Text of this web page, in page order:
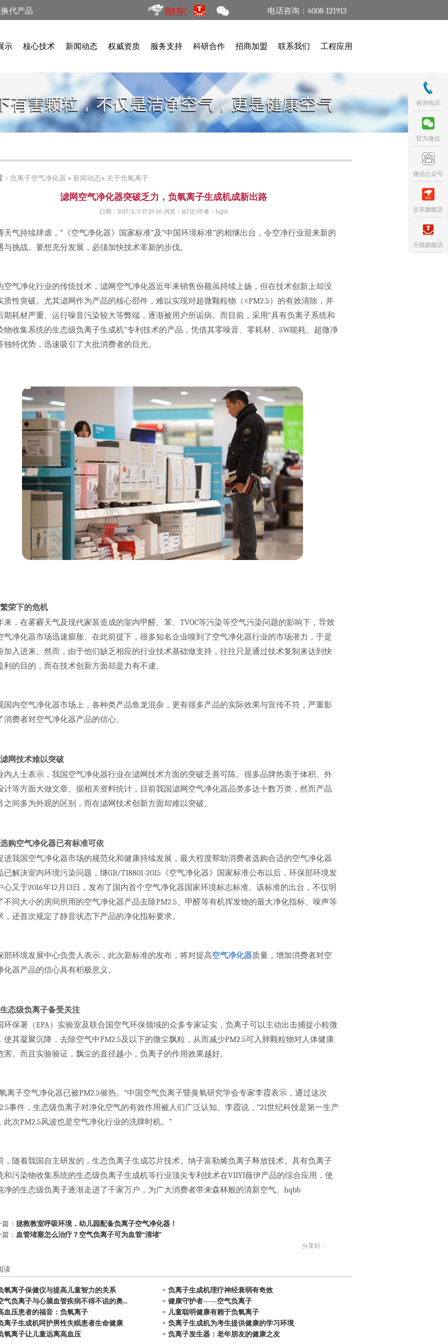
代产品 电话咨询：4008-121913
示 核心技术 新闻动态 权威资质 服务支持 科研合作 招商加盟 联系我们 工程应用
负离子空气净化器 > 新闻动态> 关于负氧离子
滤网空气净化器突破乏力，负氧离子生成机成新出路
日期：2017/2/3 17:29:26 浏览： 167次|作者：hqbb
天气持续肆虐，“《空气净化器》国家标准”及“中国环境标准”的相继出台，令空净行业迎来新的
与挑战。要想充分发展，必须加快技术革新的步伐。
空气净化行业的传统技术，滤网空气净化器近年来销售份额虽持续上扬，但在技术创新上却没
质性突破。尤其滤网作为产品的核心部件，难以实现对超微颗粒物（≤PM2.5）的有效清除，并
期耗材严重、运行噪音污染较大等弊端，逐渐被用户所诟病。而目前，采用“具有负离子系统和
物收集系统的生态级负离子生成机”专利技术的产品，凭借其零噪音、零耗材、5W能耗、超微净
独特优势，迅速吸引了大批消费者的目光。
荣下的危机
来，在雾霾天气及现代家装造成的室内甲醛、苯、TVOC等污染等空气污染问题的影响下，导致
气净化器市场迅速膨胀。在此前提下，很多知名企业嗅到了空气净化器行业的市场潜力，于是
加入进来。然而，由于他们缺乏相应的行业技术基础做支持，往往只是通过技术复制来达到快
利的目的，而在技术创新方面却是力有不逮。
国内空气净化器市场上，各种类产品鱼龙混杂，更有很多产品的实际效果与宣传不符，严重影
消费者对空气净化器产品的信心。
技术难以突破
内人士表示，我国空气净化器行业在滤网技术方面的突破乏善可陈。很多品牌热衷于体积、外
计等方面大做文章。据相关资料统计，目前我国滤网空气净化器品类多达十数万类，然而产品
之间多为外观的区别，而在滤网技术创新方面却难以突破。
空气净化器已有标准可依
进我国空气净化器市场的规范化和健康持续发展，最大程度帮助消费者选购合适的空气净化器
已解决室内环境污染问题，继GB/T18801-2015《空气净化器》国家标准公布以后，环保部环境发
心又于2016年12月13日，发布了国内首个空气净化器国家环境标志标准。该标准的出台，不仅明
不同大小的房间所用的空气净化器产品去除PM2.5、甲醛等有机挥发物的最大净化指标、噪声等
，还首次规定了静音状态下产品的净化指标要求。
部环境发展中心负责人表示，此次新标准的发布，将对提高空气净化器质量，增加消费者对空
化器产品的信心具有积极意义。
级负离子备受关注
环保署（EPA）实验室及联合国空气环保领域的众多专家证实，负离子可以主动出击捕捉小粒微
使其凝聚沉降，去除空气中PM2.5及以下的微尘飘粒，从而减少PM2.5可入肺颗粒物对人体健康
害。而且实验验证，飘尘的直径越小，负离子的作用效果越好。
离子空气净化器已被PM2.5催热。”中国空气负离子暨臭氧研究学会专家李霞表示，通过这次
事件，生态级负离子对净化空气的有效作用被人们广泛认知。李霞说，“21世纪科技是第一生产
此次PM2.5风波也是空气净化行业的洗牌时机。”
，随着我国自主研发的，生态负离子生成芯片技术、纳子富勒烯负离子释放技术、具有负离子
和污染物收集系统的生态级负离子生成机等行业顶尖专利技术在VIIYI薇伊产品的综合应用，使
净的生态级负离子逐渐走进了千家万户，为广大消费者带来森林般的清新空气。hqbb
： 拯救教室呼吸环境，幼儿园配备负离子空气净化器！
： 血管堵塞怎么治疗？空气负离子可为血管“清堵”
分享到：
读
氧离子保健仪与提高儿童智力的关系
负离子生成机理疗神经衰弱有奇效
气负离子与心脑血管疾病不得不说的奥...
健康守护者——空气负离子
血压患者的福音：负氧离子
儿童聪明健康有赖于负氧离子
离子生成机呵护男性失眠患者生命健康
负离子生成机为考生提供健康的学习环境
氧离子让儿童远离高血压
负离子发生器：老年朋友的健康之友
咨询电话
官方微信
微信公众号
京东旗舰店
天猫旗舰店